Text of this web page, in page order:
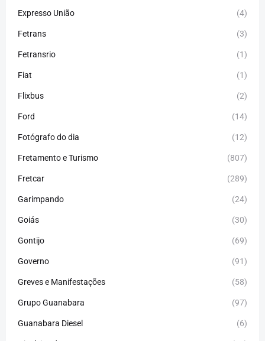
Expresso União (4)
Fetrans (3)
Fetransrio (1)
Fiat (1)
Flixbus (2)
Ford (14)
Fotógrafo do dia (12)
Fretamento e Turismo (807)
Fretcar (289)
Garimpando (24)
Goiás (30)
Gontijo (69)
Governo (91)
Greves e Manifestações (58)
Grupo Guanabara (97)
Guanabara Diesel (6)